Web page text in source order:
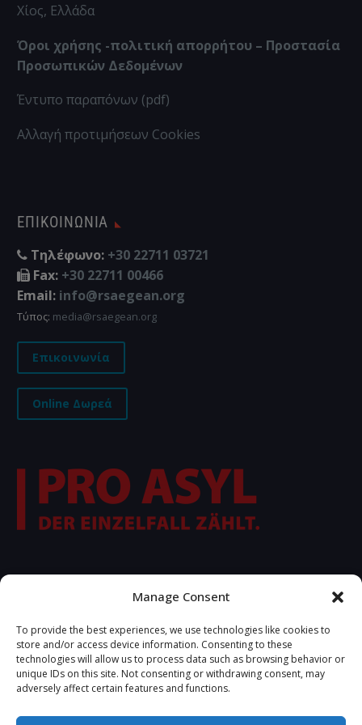
Manage Consent
To provide the best experiences, we use technologies like cookies to
store and/or access device information. Consenting to these
technologies will allow us to process data such as browsing behavior or
unique IDs on this site. Not consenting or withdrawing consent, may
adversely affect certain features and functions.
Χίος, Ελλάδα
Όροι χρήσης -πολιτική απορρήτου – Προστασία
Προσωπικών Δεδομένων
Έντυπο παραπόνων (pdf)
Αλλαγή προτιμήσεων Cookies
ΕΠΙΚΟΙΝΩΝΊΑ
Τηλέφωνο: +30 22711 03721
Fax: +30 22711 00466
Email: info@rsaegean.org
Τύπος: media@rsaegean.org
Επικοινωνία
Online Δωρεά